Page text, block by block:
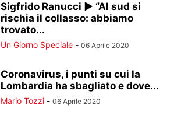
Sigfrido Ranucci ► “Al sud si
rischia il collasso: abbiamo
trovato...
Un Giorno Speciale - 06 Aprile 2020
Coronavirus, i punti su cui la
Lombardia ha sbagliato e dove...
Mario Tozzi - 06 Aprile 2020